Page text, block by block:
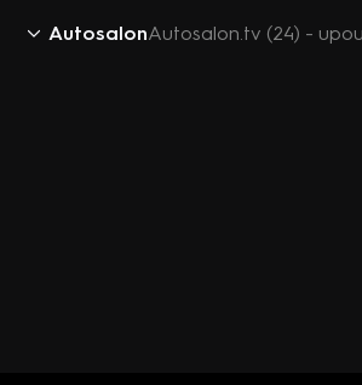
AutosalonAutosalon.tv (24) -